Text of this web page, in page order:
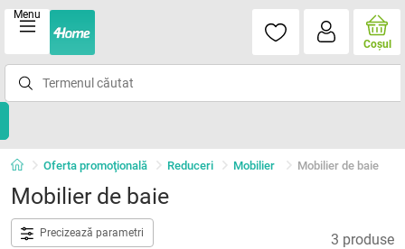
Menu
Coşul
Oferta promoţională Reduceri Mobilier Mobilier de baie
Mobilier de baie
Precizează parametri 3 produse